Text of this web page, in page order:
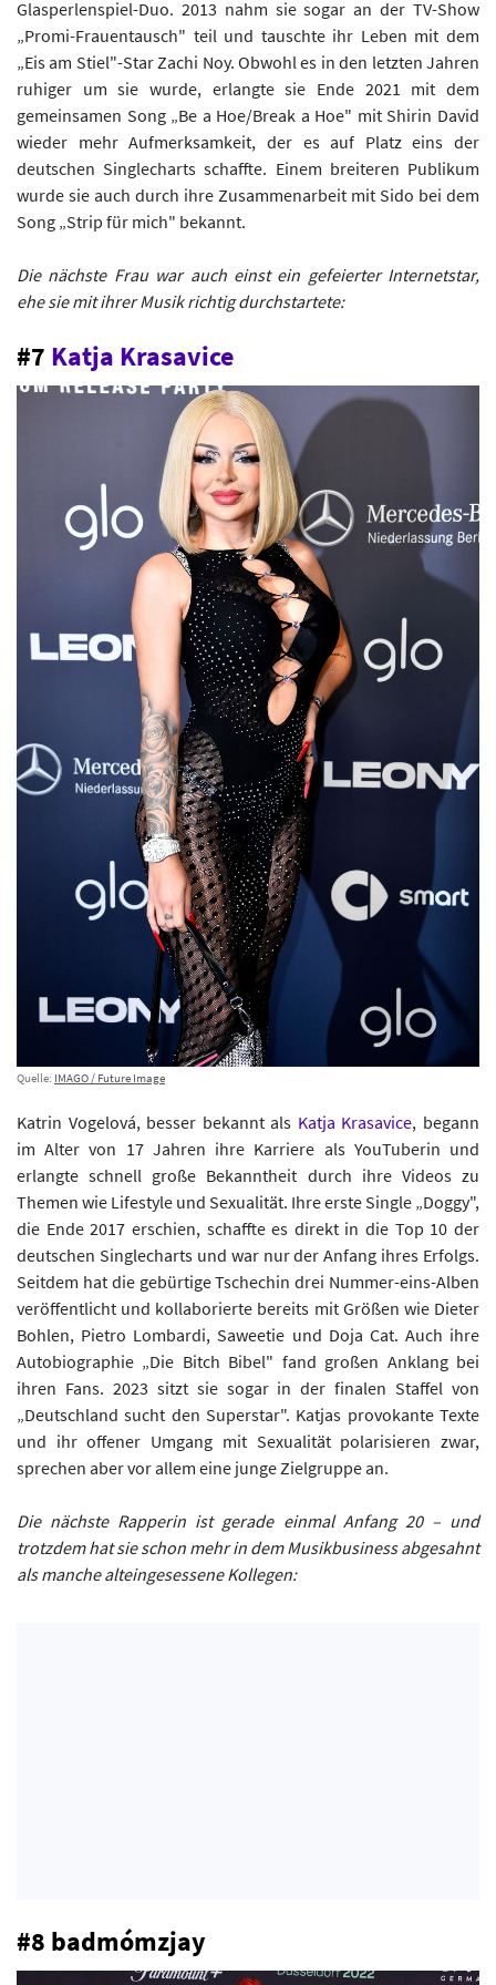
Glasperlenspiel-Duo. 2013 nahm sie sogar an der TV-Show
„Promi-Frauentausch" teil und tauschte ihr Leben mit dem
„Eis am Stiel"-Star Zachi Noy. Obwohl es in den letzten Jahren
ruhiger um sie wurde, erlangte sie Ende 2021 mit dem
gemeinsamen Song „Be a Hoe/Break a Hoe" mit Shirin David
wieder mehr Aufmerksamkeit, der es auf Platz eins der
deutschen Singlecharts schaffte. Einem breiteren Publikum
wurde sie auch durch ihre Zusammenarbeit mit Sido bei dem
Song „Strip für mich" bekannt.
Die nächste Frau war auch einst ein gefeierter Internetstar,
ehe sie mit ihrer Musik richtig durchstartete:
#7 Katja Krasavice
Quelle: IMAGO / Future Image
Katrin Vogelová, besser bekannt als Katja Krasavice, begann
im Alter von 17 Jahren ihre Karriere als YouTuberin und
erlangte schnell große Bekanntheit durch ihre Videos zu
Themen wie Lifestyle und Sexualität. Ihre erste Single „Doggy",
die Ende 2017 erschien, schaffte es direkt in die Top 10 der
deutschen Singlecharts und war nur der Anfang ihres Erfolgs.
Seitdem hat die gebürtige Tschechin drei Nummer-eins-Alben
veröffentlicht und kollaborierte bereits mit Größen wie Dieter
Bohlen, Pietro Lombardi, Saweetie und Doja Cat. Auch ihre
Autobiographie „Die Bitch Bibel" fand großen Anklang bei
ihren Fans. 2023 sitzt sie sogar in der finalen Staffel von
„Deutschland sucht den Superstar". Katjas provokante Texte
und ihr offener Umgang mit Sexualität polarisieren zwar,
sprechen aber vor allem eine junge Zielgruppe an.
Die nächste Rapperin ist gerade einmal Anfang 20 – und
trotzdem hat sie schon mehr in dem Musikbusiness abgesahnt
als manche alteingesessene Kollegen:
#8 badmómzjay